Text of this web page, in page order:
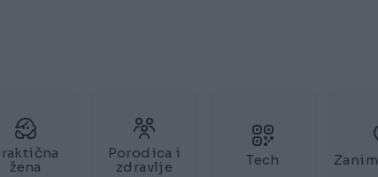
žena
Porodica i
zdravlje
Tech